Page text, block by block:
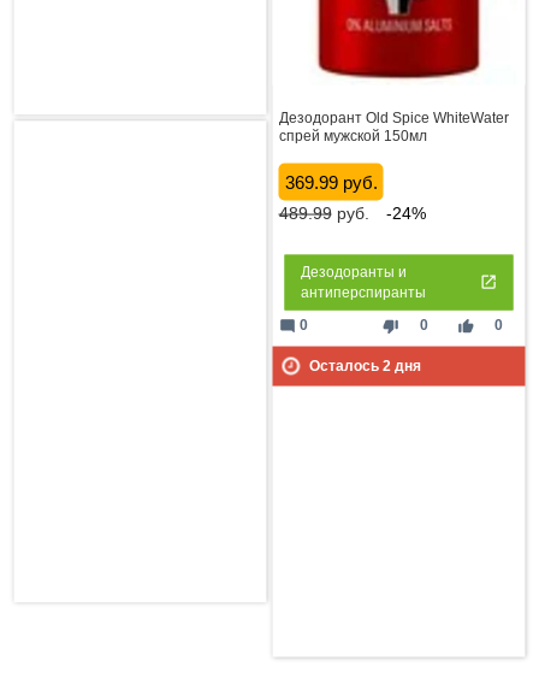
Дезодорант Old Spice WhiteWater
спрей мужской 150мл
369.99 руб.
489.99руб. -24%
Дезодоранты и
антиперспиранты
thumb_down 0 thumb_up 0
mode_comment 0
Осталось 2 дня